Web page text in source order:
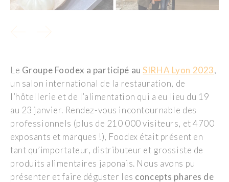
Le Groupe Foodex a participé auSIRHA Lyon 2023,
un salon international de la restauration, de
l’hôtellerie et de l’alimentation qui a eu lieu du 19
au 23 janvier. Rendez-vous incontournable des
professionnels (plus de 210 000 visiteurs, et 4700
exposants et marques !), Foodex était présent en
tant qu’importateur, distributeur et grossiste de
produits alimentaires japonais. Nous avons pu
présenter et faire déguster les concepts phares de